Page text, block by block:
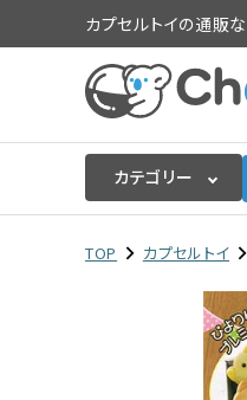
カプセルトイの通販
カテゴリー
ログイン
入荷スケジュー
カプセルトイマシン本
TOP カプセルトイ